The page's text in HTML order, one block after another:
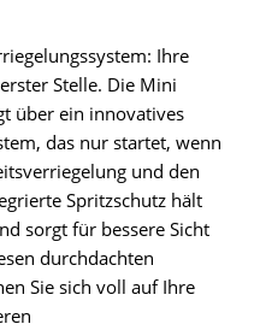
Ihre
Stelle. Die Mini
über ein innovatives
das nur startet, wenn
und den
Spritzschutz hält
sorgt für bessere Sicht
durchdachten
Sie sich voll auf Ihre